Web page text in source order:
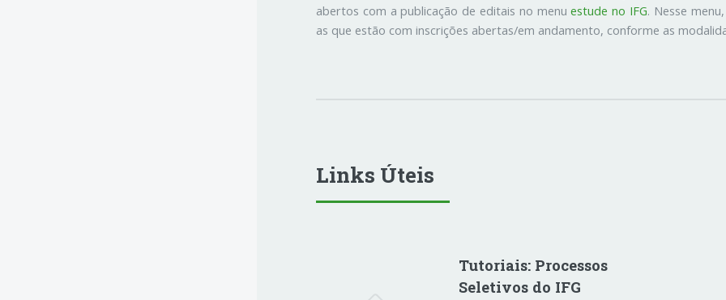
abertos com a publicação de editais no menuestude no IFG. Nesse
as que estão com inscrições abertas/em andamento, conforme as
Links Úteis
Tutoriais: Processos
Seletivos do IFG